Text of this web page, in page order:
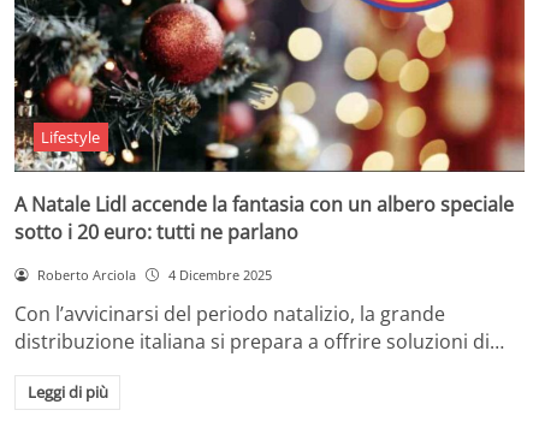
Lifestyle
A Natale Lidl accende la fantasia con un albero speciale
sotto i 20 euro: tutti ne parlano
Roberto Arciola 4 Dicembre 2025
Con l’avvicinarsi del periodo natalizio, la grande
distribuzione italiana si prepara a offrire soluzioni di…
Leggi di più